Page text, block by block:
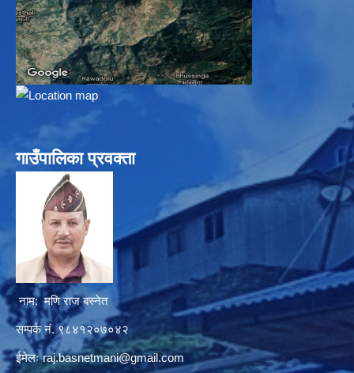
गाउँपालिका प्रवक्ता
नाम: मणि राज बस्नेत
सम्पर्क नं. ९८४१२०७०४२
ईमेलःraj.basnetmani@gmail.com